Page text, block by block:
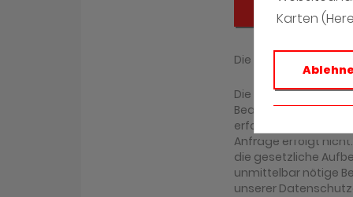
Karten
Absenden
Die mit (*)
Die Daten, die Sie
Bearbeitung Ihrer
erfolgen. Eine
Anfrage erfolgt
die gesetzliche
unmittelbar nötige
unserer